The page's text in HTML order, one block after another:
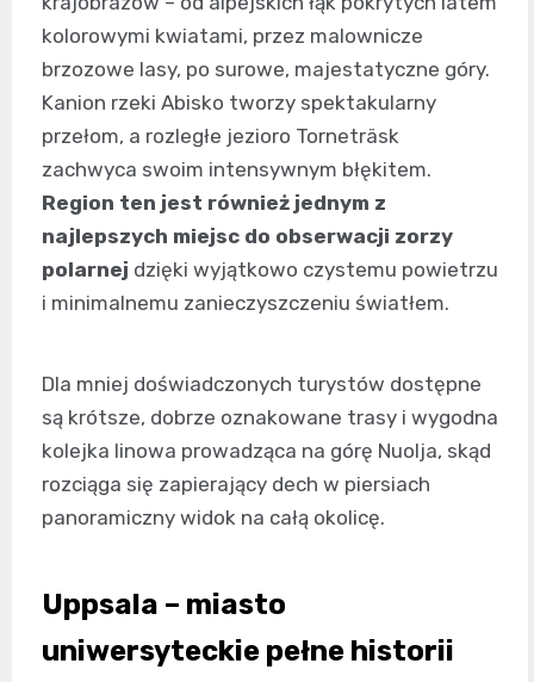
kolorowymi kwiatami, przez malownicze
brzozowe lasy, po surowe, majestatyczne góry.
Kanion rzeki Abisko tworzy spektakularny
przełom, a rozległe jezioro Torneträsk
zachwyca swoim intensywnym błękitem.
Region ten jest również jednym z
najlepszych miejsc do obserwacji zorzy
polarnej dzięki wyjątkowo czystemu powietrzu
i minimalnemu zanieczyszczeniu światłem.
Dla mniej doświadczonych turystów dostępne
są krótsze, dobrze oznakowane trasy i wygodna
kolejka linowa prowadząca na górę Nuolja, skąd
rozciąga się zapierający dech w piersiach
panoramiczny widok na całą okolicę.
Uppsala – miasto
uniwersyteckie pełne historii